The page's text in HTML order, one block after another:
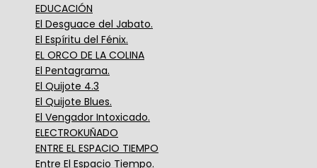
EDUCACIÓN
El Desguace del Jabato.
El Espíritu del Fénix.
EL ORCO DE LA COLINA
El Pentagrama.
El Quijote 4.3
El Quijote Blues.
El Vengador Intoxicado.
ELECTROKUÑADO
ENTRE EL ESPACIO TIEMPO
Entre El Espacio Tiempo.